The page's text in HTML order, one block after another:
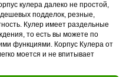
кулера далеко не простой,
дешевых подделок, резные,
Кулер имеет раздельные
то есть вы можете по
функциями. Корпус Кулера от
моется и не впитывает